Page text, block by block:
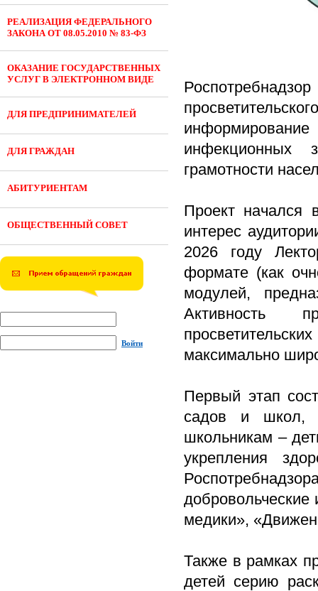
РЕАЛИЗАЦИЯ ФЕДЕРАЛЬНОГО
ЗАКОНА ОТ 08.05.2010 № 83-ФЗ
ОКАЗАНИЕ ГОСУДАРСТВЕННЫХ
УСЛУГ В ЭЛЕКТРОННОМ ВИДЕ
ДЛЯ ПРЕДПРИНИМАТЕЛЕЙ
ДЛЯ ГРАЖДАН
АБИТУРИЕНТАМ
ОБЩЕСТВЕННЫЙ СОВЕТ
Войти
инфекционных
грамотности
Проект начался
интерес
2026 году
формате (как
модулей,
Активность
максимально
Первый этап
садов и школ,
школьникам –
укрепления
медики»,
Также в рамках
детей серию